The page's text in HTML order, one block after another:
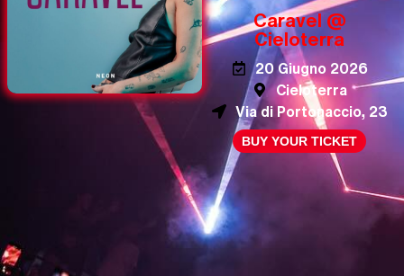
Caravel @
Cieloterra
20 Giugno 2026
Cieloterra
Via di Portonaccio, 23
BUY YOUR TICKET